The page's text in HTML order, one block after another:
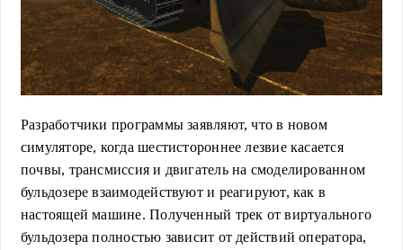
Разработчики программы заявляют, что в новом
симуляторе, когда шестистороннее лезвие касается
почвы, трансмиссия и двигатель на смоделированном
бульдозере взаимодействуют и реагируют, как в
настоящей машине. Полученный трек от виртуального
бульдозера полностью зависит от действий оператора,